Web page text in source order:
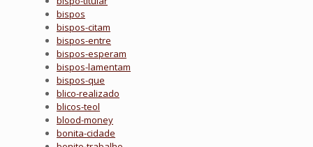
bispos
bispos-citam
bispos-entre
bispos-esperam
bispos-lamentam
bispos-que
blico-realizado
blicos-teol
blood-money
bonita-cidade